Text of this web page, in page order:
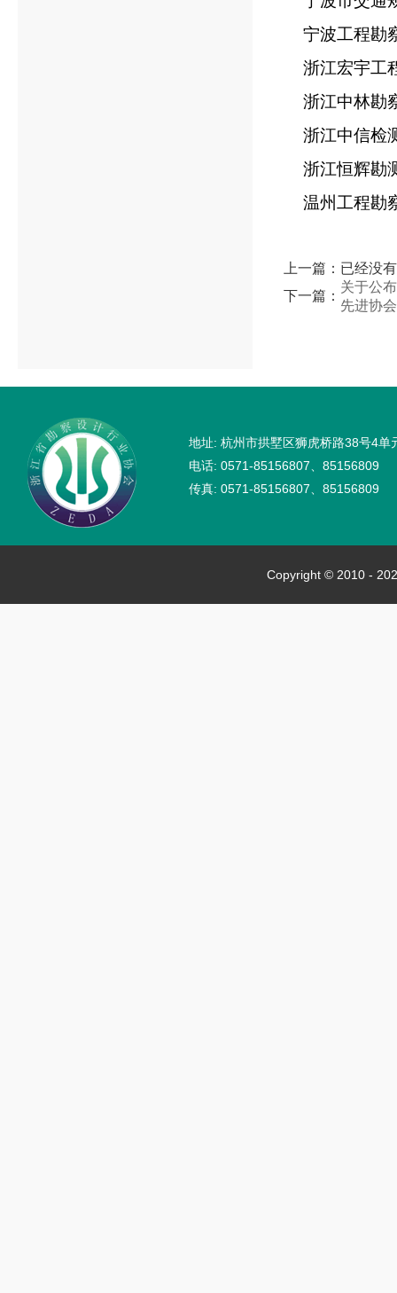
宁波工程勘
浙江宏宇工
浙江中林勘
浙江中信检
浙江恒辉勘
温州工程勘
上一篇：已经没
下一篇：
关于公
先进协
地址: 杭州市拱墅区狮虎桥路38号4
电话: 0571-85156807、85156809
传真: 0571-85156807、85156809
Copyright © 2010 -